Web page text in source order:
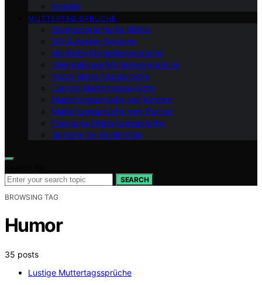
Kontakt
MUTTERTAG SPRÜCHE
Dankessprüche für Mütter
DIY & Karten-Sprüche
Herzliche Muttertagssprüche
Internationale Muttertagssprüche
Kurze Muttertagssprüche
Lustige Muttertagssprüche
Muttertagssprüche von Kindern
Muttertagssprüche vom Partner
Poetische Muttertagssprüche
Sprüche für Großmütter
SEARCH
BROWSING TAG
Humor
35 posts
Lustige Muttertagssprüche